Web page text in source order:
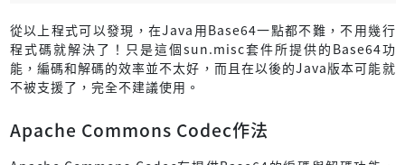
從以上程式可以發現，在Java用Base64一點都不難，不用幾行
程式碼就解決了！只是這個sun.misc套件所提供的Base64功
能，編碼和解碼的效率並不太好，而且在以後的Java版本可能就
不被支援了，完全不建議使用。
Apache Commons Codec作法